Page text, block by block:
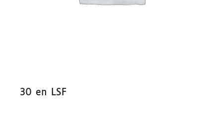
30 en LSF